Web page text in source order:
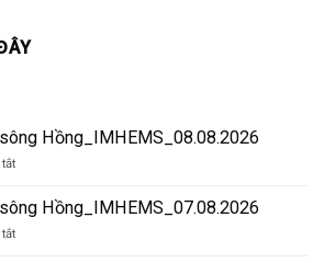
Hồng_IMHEMS_08.08.2026
ở
tin
báo
Hồng_IMHEMS_07.08.2026
ở